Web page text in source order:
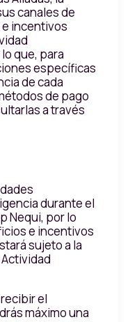
canales de
incentivos
que, para
específicas
de cada
de pago
a través
durante el
Nequi, por lo
e incentivos
sujeto a la
el
máximo una